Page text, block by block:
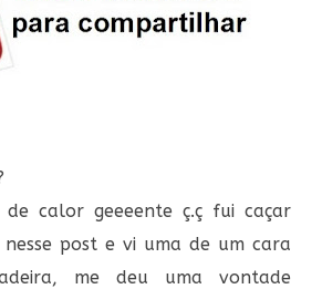
calor geeeente ç.ç fui caçar
post e vi uma de um cara
me deu uma vontade